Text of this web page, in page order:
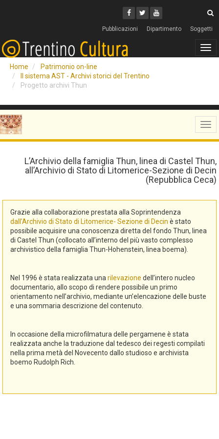
Facebook
Twitter
Youtube
Pubblicazioni Dipartimento Soggetti
Home
Patrimonio on-line
Il sistema AST - Archivi storici del Trentino
Progetto archivi Thun
L’Archivio della famiglia Thun, linea di Castel Thun,
all’Archivio di Stato di Litomerice-Sezione di Decin
(Repubblica Ceca)
Grazie alla collaborazione prestata alla Soprintendenza
dall’Archivio di Stato di Litomerice- Sezione di Decin è stato
possibile acquisire una conoscenza diretta del fondo Thun, linea
di Castel Thun (collocato all’interno del più vasto complesso
archivistico della famiglia Thun-Hohenstein, linea boema).
Nel 1996 è stata realizzata una rilevazione dell’intero nucleo
documentario, allo scopo di rendere possibile un primo
orientamento nell’archivio, mediante un’elencazione delle buste
e una sommaria descrizione del contenuto.
In occasione della microfilmatura delle pergamene è stata
realizzata anche la traduzione dal tedesco dei regesti compilati
nella prima metà del Novecento dallo studioso e archivista
boemo Rudolph Rich.